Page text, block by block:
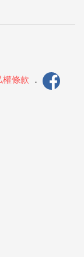
權條款 ．